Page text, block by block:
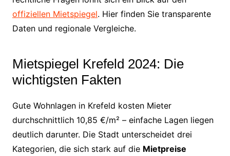
offiziellen Mietspiegel. Hier finden Sie transparente
Daten und regionale Vergleiche.
Mietspiegel Krefeld 2024: Die
wichtigsten Fakten
Gute Wohnlagen in Krefeld kosten Mieter
durchschnittlich 10,85 €/m² – einfache Lagen liegen
deutlich darunter. Die Stadt unterscheidet drei
Kategorien, die sich stark auf die Mietpreise